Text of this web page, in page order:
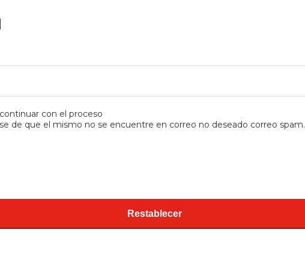
con el proceso
de que el mismo no se encuentre en correo no deseado correo spam.
Restablecer